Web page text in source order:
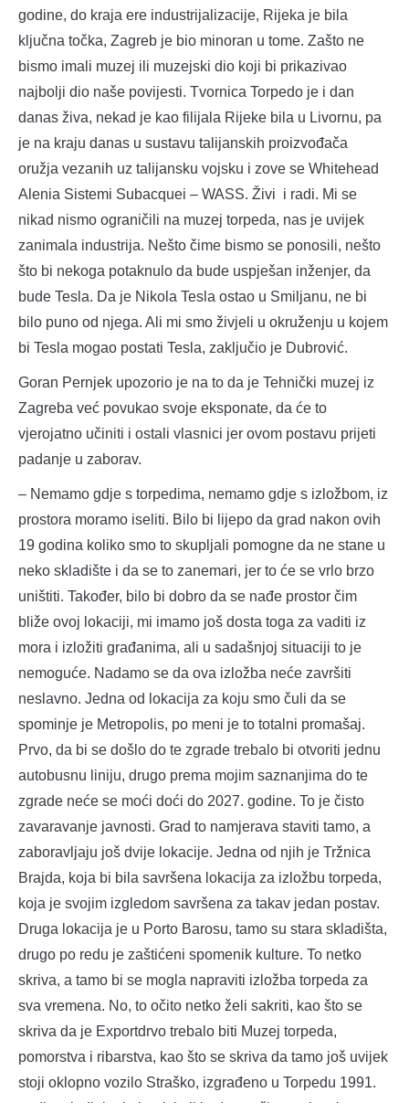
godine, do kraja ere industrijalizacije, Rijeka je bila
ključna točka, Zagreb je bio minoran u tome. Zašto ne
bismo imali muzej ili muzejski dio koji bi prikazivao
najbolji dio naše povijesti. Tvornica Torpedo je i dan
danas živa, nekad je kao filijala Rijeke bila u Livornu, pa
je na kraju danas u sustavu talijanskih proizvođača
oružja vezanih uz talijansku vojsku i zove se Whitehead
Alenia Sistemi Subacquei – WASS. Živi i radi. Mi se
nikad nismo ograničili na muzej torpeda, nas je uvijek
zanimala industrija. Nešto čime bismo se ponosili, nešto
što bi nekoga potaknulo da bude uspješan inženjer, da
bude Tesla. Da je Nikola Tesla ostao u Smiljanu, ne bi
bilo puno od njega. Ali mi smo živjeli u okruženju u kojem
bi Tesla mogao postati Tesla, zaključio je Dubrović.
Goran Pernjek upozorio je na to da je Tehnički muzej iz
Zagreba već povukao svoje eksponate, da će to
vjerojatno učiniti i ostali vlasnici jer ovom postavu prijeti
padanje u zaborav.
– Nemamo gdje s torpedima, nemamo gdje s izložbom, iz
prostora moramo iseliti. Bilo bi lijepo da grad nakon ovih
19 godina koliko smo to skupljali pomogne da ne stane u
neko skladište i da se to zanemari, jer to će se vrlo brzo
uništiti. Također, bilo bi dobro da se nađe prostor čim
bliže ovoj lokaciji, mi imamo još dosta toga za vaditi iz
mora i izložiti građanima, ali u sadašnjoj situaciji to je
nemoguće. Nadamo se da ova izložba neće završiti
neslavno. Jedna od lokacija za koju smo čuli da se
spominje je Metropolis, po meni je to totalni promašaj.
Prvo, da bi se došlo do te zgrade trebalo bi otvoriti jednu
autobusnu liniju, drugo prema mojim saznanjima do te
zgrade neće se moći doći do 2027. godine. To je čisto
zavaravanje javnosti. Grad to namjerava staviti tamo, a
zaboravljaju još dvije lokacije. Jedna od njih je Tržnica
Brajda, koja bi bila savršena lokacija za izložbu torpeda,
koja je svojim izgledom savršena za takav jedan postav.
Druga lokacija je u Porto Barosu, tamo su stara skladišta,
drugo po redu je zaštićeni spomenik kulture. To netko
skriva, a tamo bi se mogla napraviti izložba torpeda za
sva vremena. No, to očito netko želi sakriti, kao što se
skriva da je Exportdrvo trebalo biti Muzej torpeda,
pomorstva i ribarstva, kao što se skriva da tamo još uvijek
stoji oklopno vozilo Straško, izgrađeno u Torpedu 1991.